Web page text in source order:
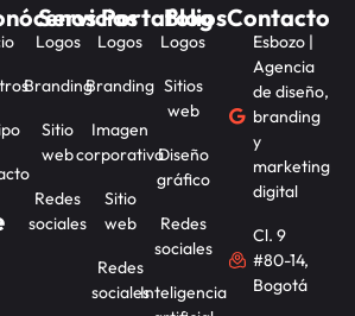
Servicios
Logos
Branding
Sitio
web
Redes
sociales
Portafolios
Logos
Branding
Imagen
corporativa
Sitio
web
Redes
sociales
Blog
Logos
Sitios
web
Diseño
gráfico
Redes
sociales
Inteligencia
Contacto
Esbozo |
Agencia
de diseño,
branding
y
marketing
digital
Cl. 9
#80-14,
Bogotá